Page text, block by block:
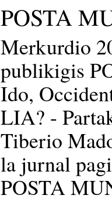
POSTA
Merkurdio
publikigis
Ido,
LIA? -
Tiberio
la jurnal
POSTA